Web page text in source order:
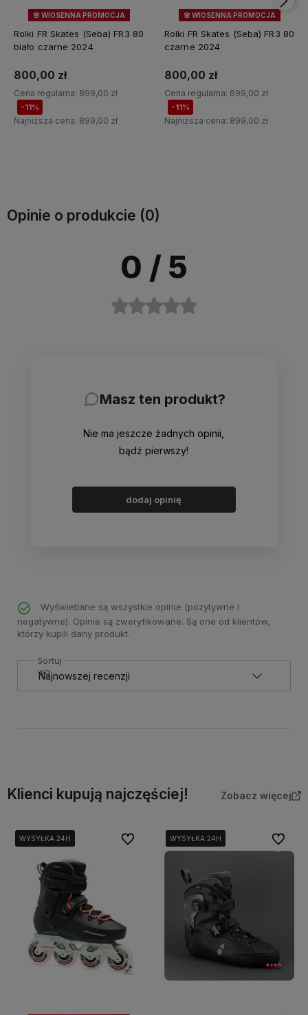
OKAZJA
🌸 WIOSENNA PROMOCJA
Rolki FR Skates (Seba) FR3 80
biało czarne 2024
800,00 zł
Cena regularna: 899,00 zł
-11%
Najniższa cena: 899,00 zł
OKAZJA
🌸 WIOSENNA PROMOCJA
Rolki FR Skates (Seba) FR3 80
czarne 2024
800,00 zł
Cena regularna: 899,00 zł
-11%
Najniższa cena: 899,00 zł
Opinie o produkcie (0)
0 / 5
Masz ten produkt?
Nie ma jeszcze żadnych opinii,
bądź pierwszy!
dodaj opinię
Wyświetlane są wszystkie opinie (pozytywne i
negatywne). Opinie są zweryfikowane. Są one od klientów,
którzy kupili dany produkt.
Sortuj
wg
Klienci kupują najczęściej! Zobacz więcej
WYSYŁKA 24H
WYSYŁKA 24H
WYSYŁKA 24H
WYSYŁKA 24H Do ulubionychWYSYŁKA 24H
WYSYŁKA 24H
WYSYŁKA 24H
WYSYŁKA 24H Do